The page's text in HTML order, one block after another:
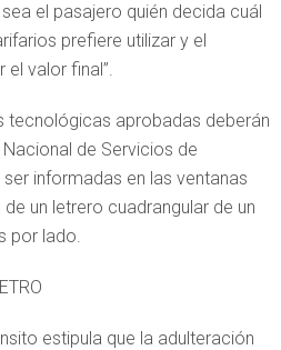
el pasajero quién decida cuál
prefiere utilizar y el
valor final”.
tecnológicas aprobadas deberán
de Servicios de
informadas en las ventanas
un letrero cuadrangular de un
por lado.
estipula que la adulteración